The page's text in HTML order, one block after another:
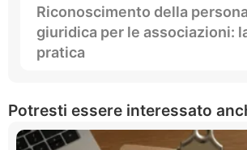
Riconoscimento della
giuridica per le associazioni:
pratica
Potresti essere interessato